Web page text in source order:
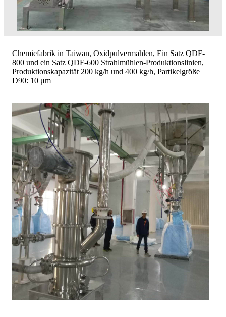
Chemiefabrik in Taiwan, Oxidpulvermahlen, Ein Satz QDF-
800 und ein Satz QDF-600 Strahlmühlen-Produktionslinien,
Produktionskapazität 200 kg/h und 400 kg/h, Partikelgröße
D90: 10 μm